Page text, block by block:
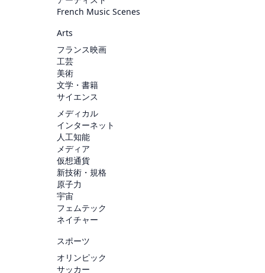
French Music Scenes
Arts
フランス映画
工芸
美術
文学・書籍
サイエンス
メディカル
インターネット
人工知能
メディア
仮想通貨
新技術・規格
原子力
宇宙
フェムテック
ネイチャー
スポーツ
オリンピック
サッカー